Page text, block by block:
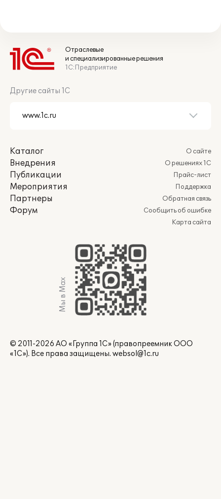
Отраслевые
и специализированные решения
1С:Предприятие
Другие сайты 1С
Каталог
Внедрения
Публикации
Мероприятия
Партнеры
Форум
О сайте
О решениях 1С
Прайс-лист
Поддержка
Обратная связь
Сообщить об ошибке
Карта сайта
Мы в Max
© 2011-2026 АО «Группа 1С» (правопреемник ООО
«1С»). Все права защищены. websol@1c.ru